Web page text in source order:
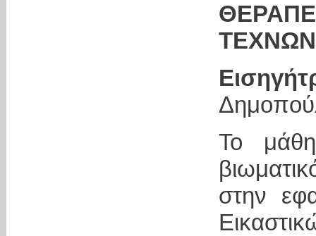
ΤΕΧΝΩΝ
Το
στην